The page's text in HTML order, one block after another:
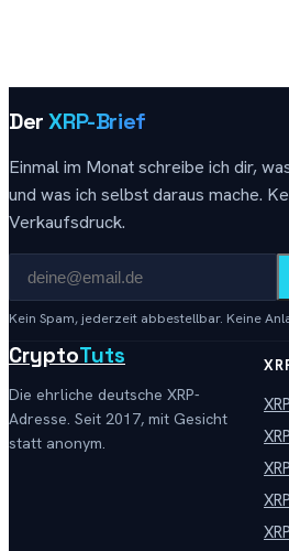
DerXRP-Brief
Einmal im Monat schreibe ich dir,
und was ich selbst daraus mache.
Verkaufsdruck.
Kein Spam, jederzeit abbestellbar. Keine
CryptoTuts
Die ehrliche deutsche XRP-
Adresse. Seit 2017, mit Gesicht
statt anonym.